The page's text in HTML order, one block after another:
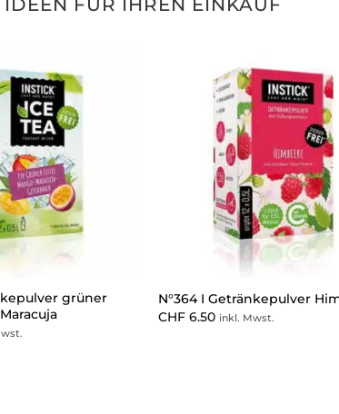
FÜR IHREN EINKAUF
grüner
N°364 I Getränkepulver
CHF 6.50 inkl. Mwst.